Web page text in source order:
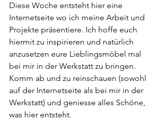
Diese Woche entsteht hier eine
Internetseite wo ich meine Arbeit und
Projekte präsentiere. Ich hoffe euch
hiermit zu inspirieren und natürlich
anzusetzen eure Lieblingsmöbel mal
bei mir in der Werkstatt zu bringen.
Komm ab und zu reinschauen (sowohl
auf der Internetseite als bei mir in der
Werkstatt) und geniesse alles Schöne,
was hier entsteht.